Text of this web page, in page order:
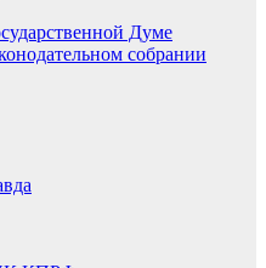
Думе
собрании